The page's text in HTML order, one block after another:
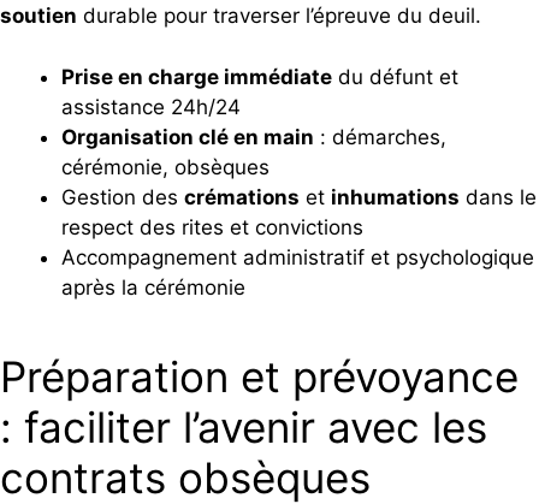
soutien durable pour traverser l’épreuve du deuil.
Prise en charge immédiate du défunt et
assistance 24h/24
Organisation clé en main : démarches,
cérémonie, obsèques
Gestion des crémations et inhumations dans le
respect des rites et convictions
Accompagnement administratif et psychologique
après la cérémonie
Préparation et prévoyance
: faciliter l’avenir avec les
contrats obsèques